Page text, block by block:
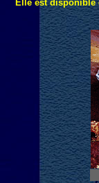
Elle est disponible